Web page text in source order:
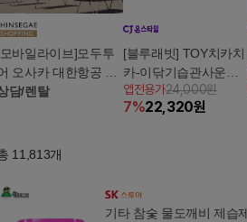
바일라이브]모두투
오사카 대한항공 1
3일, 2박4일 밤도깨
! 쇼핑/미식투어 떠나
담/렌탈
[블루래빗] TOY치카치
카-이닦기습관사운드
북
앱전용가24,000원
7%22,320원
11,813개
기타 참숯 물도깨비 제습